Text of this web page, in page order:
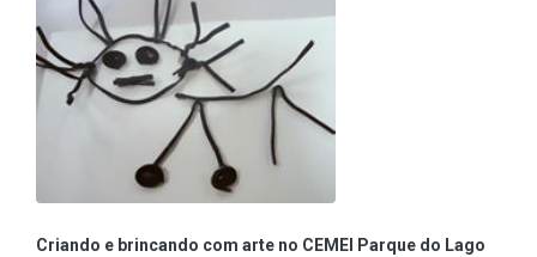
Criando e brincando com arte no CEMEI Parque do Lago